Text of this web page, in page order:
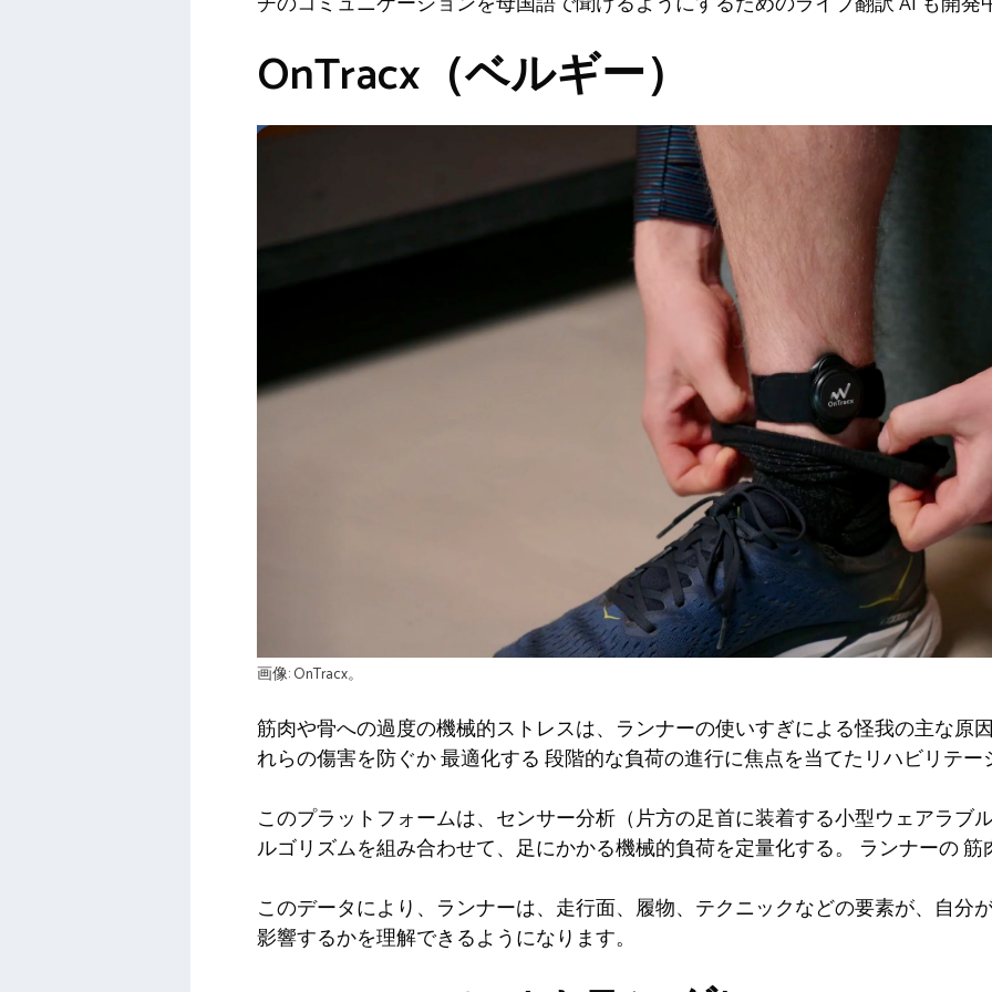
OnTracx（ベルギー）
画像: OnTracx。
筋肉や骨への過度の機械的ストレスは、ランナーの使いすぎによる怪我の主な原
れらの傷害を防ぐか最適化する 段階的な負荷の進行に焦点を当てたリハビリテー
このプラットフォームは、センサー分析（片方の足首に装着する小型ウェアラブ
ルゴリズムを組み合わせて、足にかかる機械的負荷を定量化する。 ランナーの筋
このデータにより、ランナーは、走行面、履物、テクニックなどの要素が、自分
影響するかを理解できるようになります。